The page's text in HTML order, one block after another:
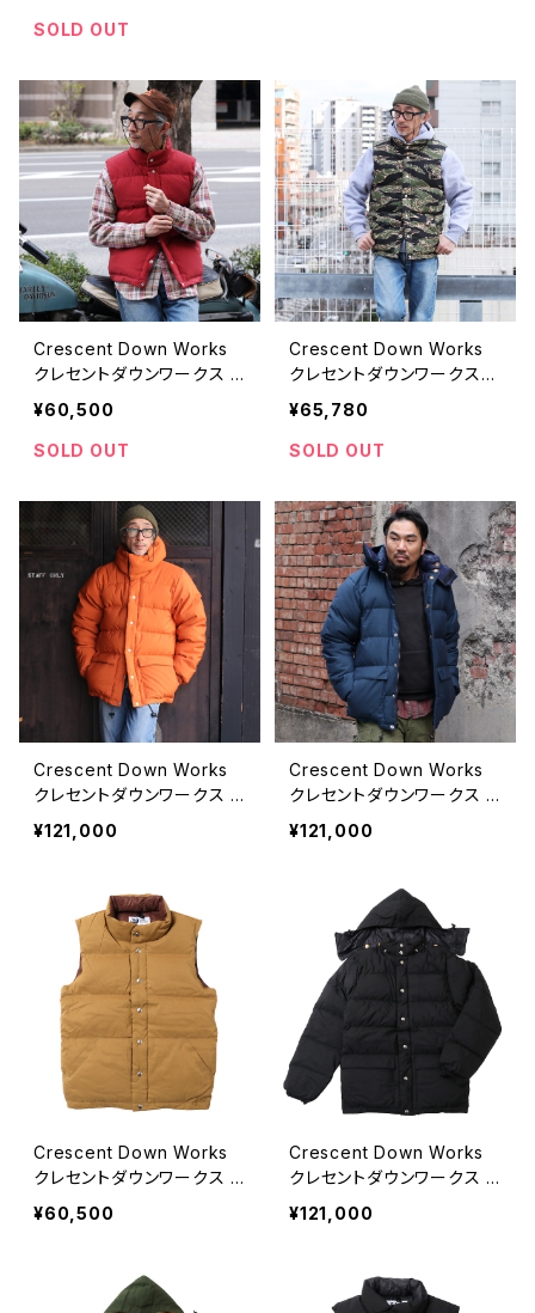
SOLD OUT
Crescent Down Works
クレセントダウンワークス R
ED ダウンベスト 60/40
¥60,500
SOLD OUT
Crescent Down Works
クレセントダウンワークス
タイガーカモ ダウンベスト
迷彩
¥65,780
SOLD OUT
Crescent Down Works
クレセントダウンワークス R
UST ダウンジャケット 60/
¥121,000
Crescent Down Works
クレセントダウンワークス N
AVY ダウンジャケット 60/
¥121,000
Crescent Down Works
クレセントダウンワークス T
AN ダウンベスト 60/40
¥60,500
Crescent Down Works
クレセントダウンワークス B
LACK ダウンジャケット 60/
¥121,000